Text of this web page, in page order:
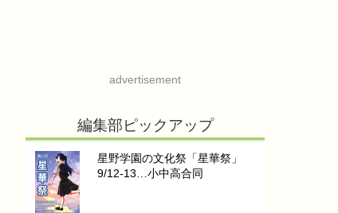
advertisement
編集部ピックアップ
星野学園の文化祭「星華祭」
9/12-13…小中高合同